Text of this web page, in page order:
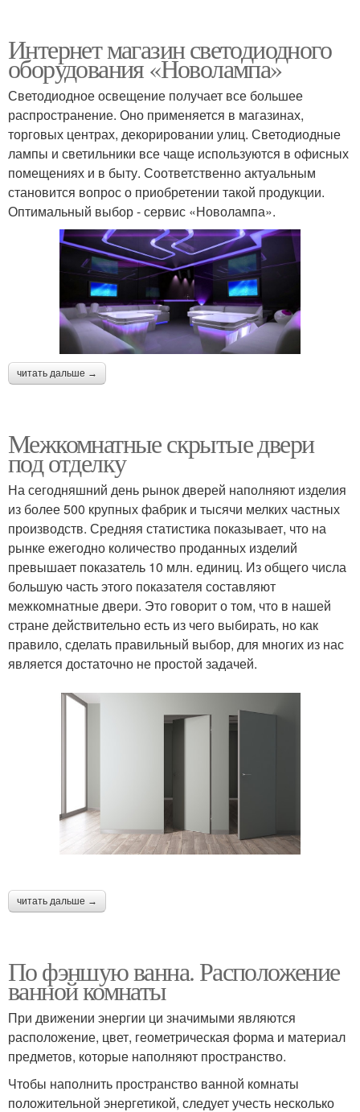
Интернет магазин светодиодного
оборудования «Новолампа»
Светодиодное освещение получает все большее
распространение. Оно применяется в магазинах,
торговых центрах, декорировании улиц. Светодиодные
лампы и светильники все чаще используются в офисных
помещениях и в быту. Соответственно актуальным
становится вопрос о приобретении такой продукции.
Оптимальный выбор - сервис «Новолампа».
читать дальше →
Межкомнатные скрытые двери
под отделку
На сегодняшний день рынок дверей наполняют изделия
из более 500 крупных фабрик и тысячи мелких частных
производств. Средняя статистика показывает, что на
рынке ежегодно количество проданных изделий
превышает показатель 10 млн. единиц. Из общего числа
большую часть этого показателя составляют
межкомнатные двери. Это говорит о том, что в нашей
стране действительно есть из чего выбирать, но как
правило, сделать правильный выбор, для многих из нас
является достаточно не простой задачей.
читать дальше →
По фэншую ванна. Расположение
ванной комнаты
При движении энергии ци значимыми являются
расположение, цвет, геометрическая форма и материал
предметов, которые наполняют пространство.
Чтобы наполнить пространство ванной комнаты
положительной энергетикой, следует учесть несколько